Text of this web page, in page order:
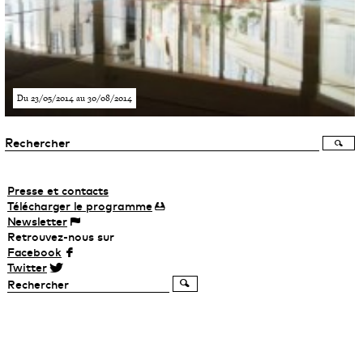
Du 23/05/2014 au 30/08/2014
Presse et contacts
Télécharger leprogramme
Newsletter
Retrouvez-nous sur
Facebook
Twitter